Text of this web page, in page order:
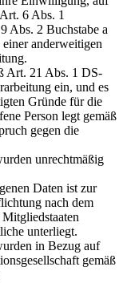
6 Abs. 1
Abs. 2 Buchstabe a
anderweitigen
Art. 21 Abs. 1 DS-
ein, und es
Gründe für die
Person legt gemäß
gegen die
unrechtmäßig
Daten ist zur
nach dem
unterliegt.
in Bezug auf
gemäß